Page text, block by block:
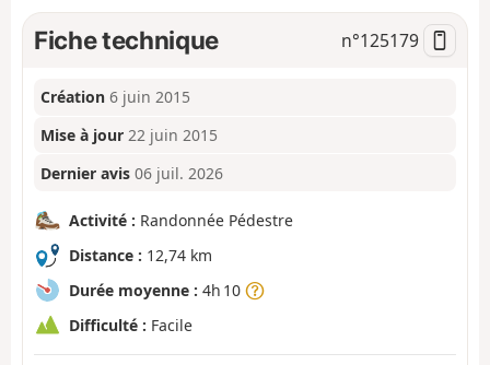
t
Fiche technique n°125179
Création 6 juin 2015
Mise à jour 22 juin 2015
Dernier avis 06 juil. 2026
Activité : Randonnée Pédestre
Distance : 12,74 km
Durée moyenne : 4h 10
Difficulté : Facile